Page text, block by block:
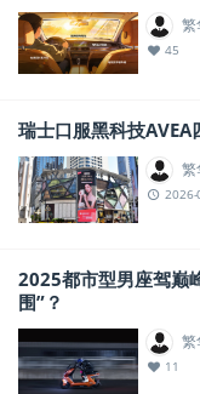
繁
45
瑞士口服黑科技
繁
2026-
2025都市型男座驾巅
围”？
繁
11